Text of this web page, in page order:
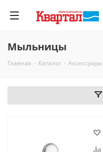
Мыльницы
Главная - Каталог - Аксессуары